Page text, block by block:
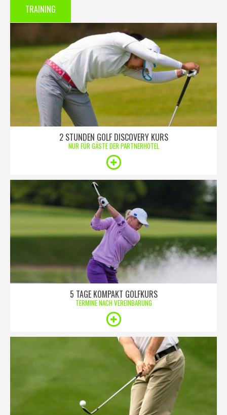
TRAINING
2 STUNDEN GOLF DISCOVERY KURS
NUR FÜR GÄSTE DER PARTNERHOTEL
5 TAGE KOMPAKT GOLFKURS
TERMINE NACH VEREINBARUNG